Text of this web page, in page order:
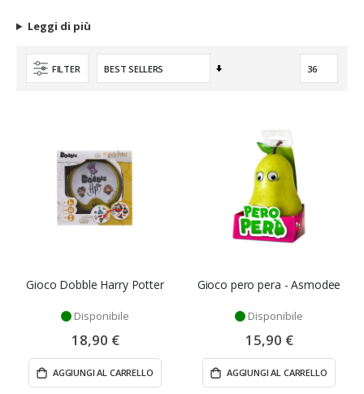
Leggi di più
FILTER
Imposta
Gioco Dobble Harry Potter
Disponibile
18,90 €
AGGIUNGI AL CARRELLO
Gioco pero pera - Asmodee
Disponibile
15,90 €
AGGIUNGI AL CARRELLO